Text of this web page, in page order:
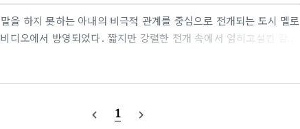
을 하지 못하는 아내의 비극적 관계를 중심으로 전개되는 도시 멜로
오에서 방영되었다. 짧지만 강렬한 전개 속에서 얽히고설킨 감정
몰입감을 자아낸다. 멜로, 복수, 성장, 그리고 침묵의 서사를 응축
람들'을 위한 감정의 기록이다.아처 정보 제목: 아처 (중문제목: 哑
12월 5일총 편수: 24부작 / 회당 약 15분 국내: 6부작 40분아처
navigate_before 1 navigate_next